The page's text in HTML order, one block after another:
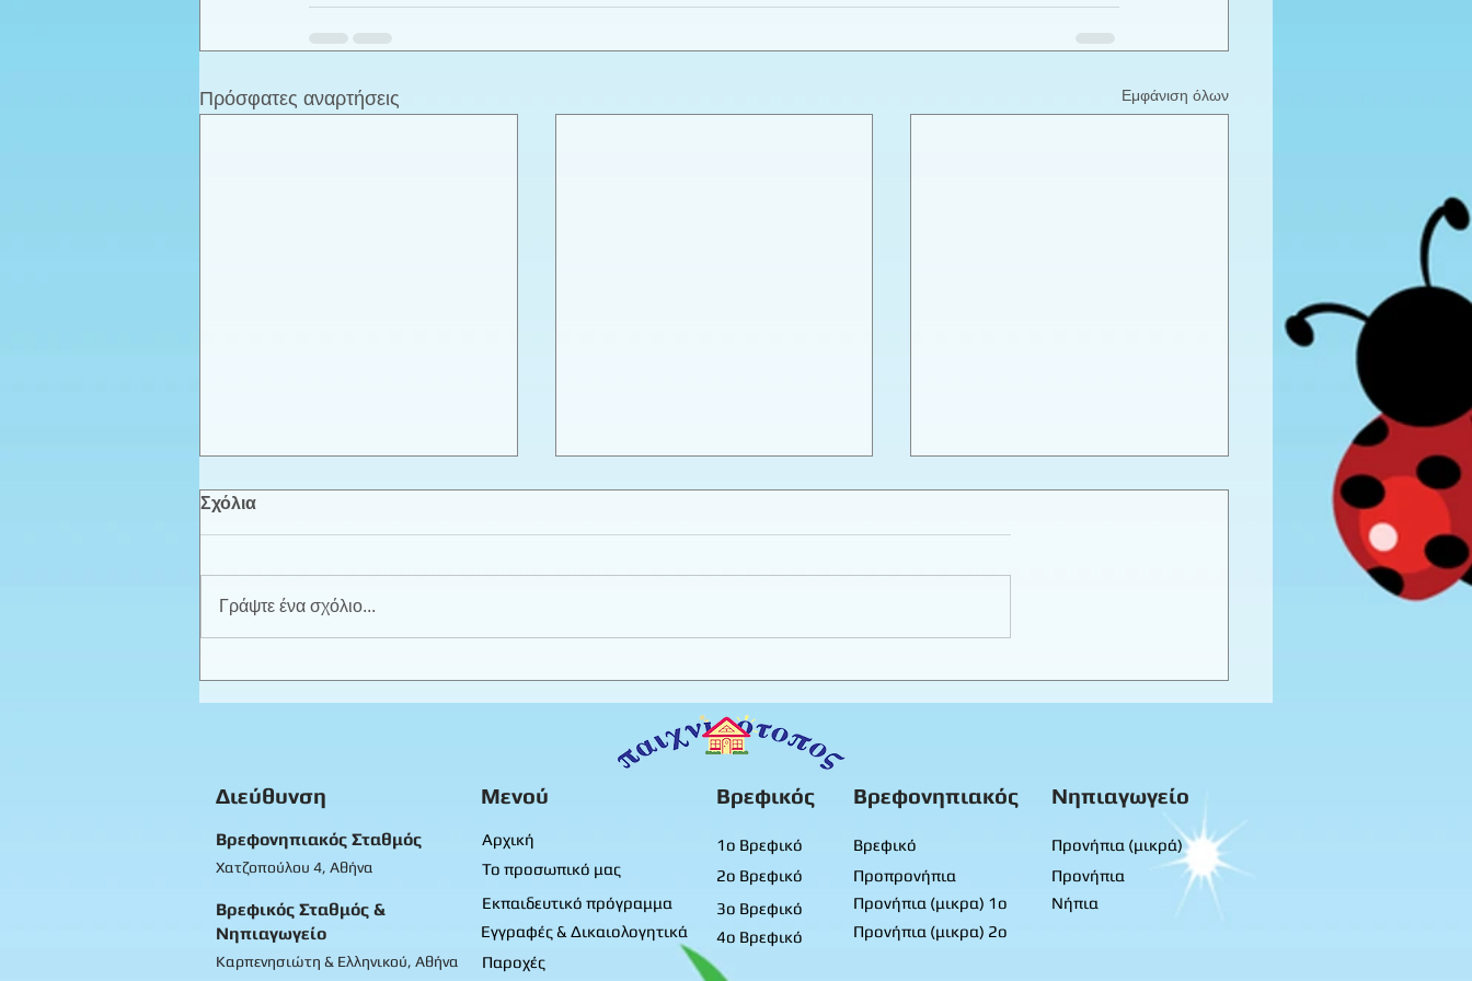
Πρόσφατες αναρτήσεις Εμφάνιση όλων
Σχόλια
Γράψτε ένα σχόλιο...
Διεύθυνση
Βρεφονηπιακός Σταθμός
Χατζοπούλου 4, Αθήνα
Βρεφικός Σταθμός &
Νηπιαγωγείο
Καρπενησιώτη & Ελληνικού, Αθήνα
Μενού Βρεφικός Βρεφονηπιακός Νηπιαγωγείο
Αρχική
Το προσωπικό μας
Εκπαιδευτικό πρόγραμμα
Εγγραφές & Δικαιολογητικά
1ο Βρεφικό
2ο Βρεφικό
3ο Βρεφικό
4ο Βρεφικό
Βρεφικό
Προπρονήπια
Προνήπια (μικρα) 1ο
Προνήπια (μικρα) 2ο
Προνήπια (μικρά)
Προνήπια
Νήπια
Παροχές